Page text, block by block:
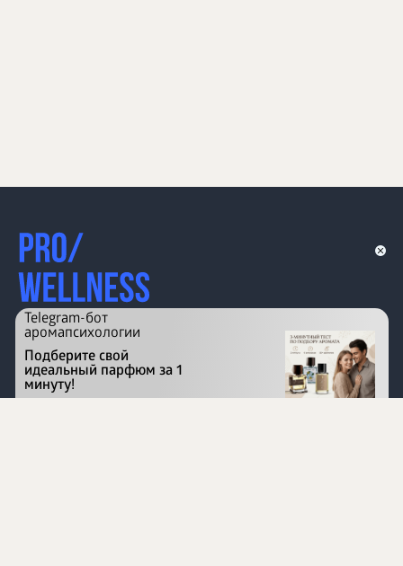
Перейти на сайт
Telegram-бот
аромапсихологии
Подберите свой
идеальный парфюм за 1
минуту!